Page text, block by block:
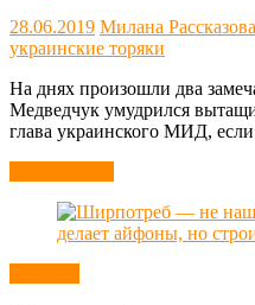
28.06.2019 Милана Рассказова
украинские торяки
На днях произошли два
Медведчук умудрился
глава украинского МИД,